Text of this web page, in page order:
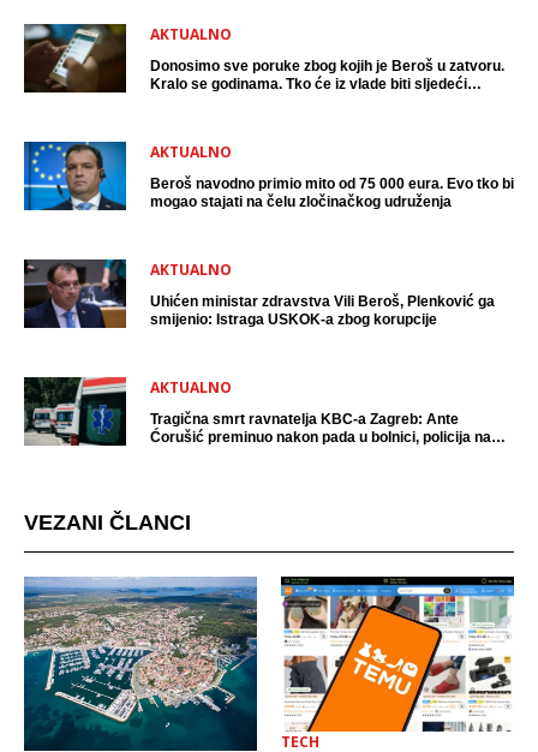
AKTUALNO
Donosimo sve poruke zbog kojih je Beroš u zatvoru.
Kralo se godinama. Tko će iz vlade biti sljedeći
AKTUALNO
Beroš navodno primio mito od 75 000 eura. Evo tko bi
mogao stajati na čelu zločinačkog udruženja
AKTUALNO
Uhićen ministar zdravstva Vili Beroš, Plenković ga
smijenio: Istraga USKOK-a zbog korupcije
AKTUALNO
Tragična smrt ravnatelja KBC-a Zagreb: Ante
Ćorušić preminuo nakon pada u bolnici, policija na
VEZANI ČLANCI
TECH